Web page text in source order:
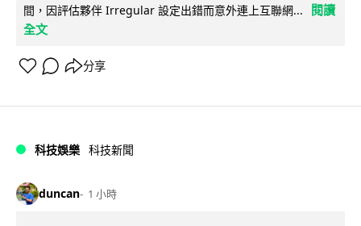
間，因評估夥伴 Irregular 設定出錯而意外連上互聯網...
閱讀
全文
分享
科技娛樂 科技新聞
duncan 1 小時